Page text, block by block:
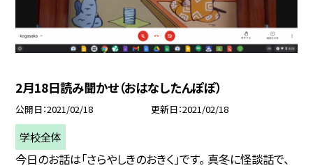
2月18日読み聞かせ（おはなしたんぽぽ）
公開日 2021/02/18 更新日 2021/02/18
学校全体
今日のお話は「さらやしきのおきく」です。 真冬に怪談話で、